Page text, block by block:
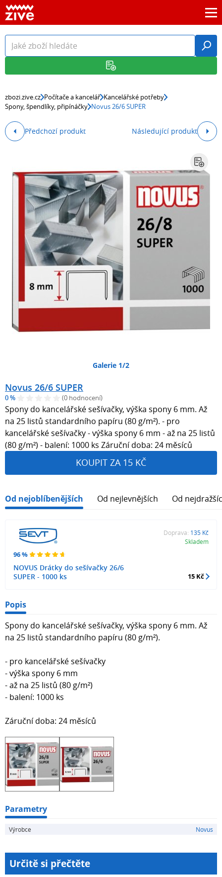
zbozi.zive.cz Počítače a kancelář Kancelářské potřeby
Spony, špendlíky, připínáčky Novus 26/6 SUPER
Předchozí produkt Následující produkt
Galerie 1/2
Novus 26/6 SUPER
0 % (0 hodnocení)
Spony do kancelářské sešívačky, výška spony 6 mm. Až
na 25 listů standardního papíru (80 g/m²). - pro
kancelářské sešívačky - výška spony 6 mm - až na 25 listů
(80 g/m²) - balení: 1000 ks Záruční doba: 24 měsíců
KOUPIT ZA 15 KČ
Od nejoblíbenějších Od nejlevnějších Od
96 %
NOVUS Drátky do sešívačky 26/6
SUPER - 1000 ks
Doprava: 135 Kč
Skladem
15 Kč
Popis
Spony do kancelářské sešívačky, výška spony 6 mm. Až
na 25 listů standardního papíru (80 g/m²).
- pro kancelářské sešívačky
- výška spony 6 mm
- až na 25 listů (80 g/m²)
- balení: 1000 ks
Záruční doba: 24 měsíců
Parametry
Výrobce Novus
Určitě si přečtěte